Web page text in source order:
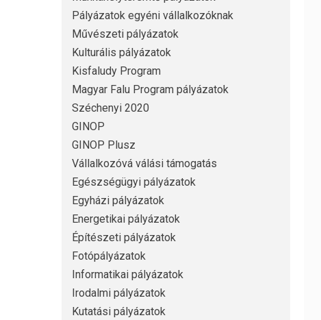
Pályázatok egyéni vállalkozóknak
Művészeti pályázatok
Kulturális pályázatok
Kisfaludy Program
Magyar Falu Program pályázatok
Széchenyi 2020
GINOP
GINOP Plusz
Vállalkozóvá válási támogatás
Egészségügyi pályázatok
Egyházi pályázatok
Energetikai pályázatok
Építészeti pályázatok
Fotópályázatok
Informatikai pályázatok
Irodalmi pályázatok
Kutatási pályázatok